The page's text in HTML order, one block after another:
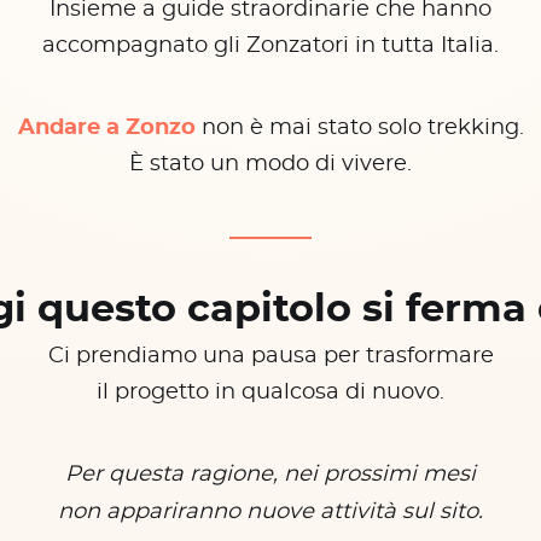
Insieme a guide straordinarie che hanno
accompagnato gli Zonzatori in tutta Italia.
Andare a Zonzonon è mai stato solo trekking.
È stato un modo di vivere.
questo capitolo si ferma
Ci prendiamo una pausa per trasformare
il progetto in qualcosa di nuovo.
Per questa ragione, nei prossimi mesi
non appariranno nuove attività sul sito.